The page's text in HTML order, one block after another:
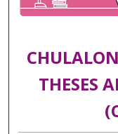
THESES